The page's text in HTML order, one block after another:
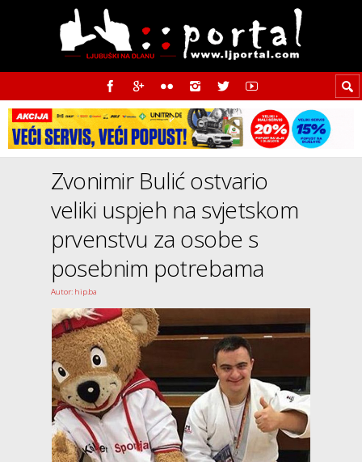
Zvonimir Bulić ostvario
veliki uspjeh na svjetskom
prvenstvu za osobe s
posebnim potrebama
Autor: hip.ba